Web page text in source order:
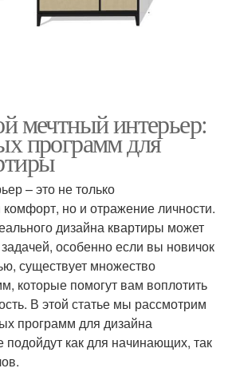
мечтный интерьер:
программ для
– это не только
но и отражение личности.
дизайна квартиры может
особенно если вы новичок
существует множество
которые помогут вам воплотить
В этой статье мы рассмотрим
программ для дизайна
подойдут как для начинающих, так